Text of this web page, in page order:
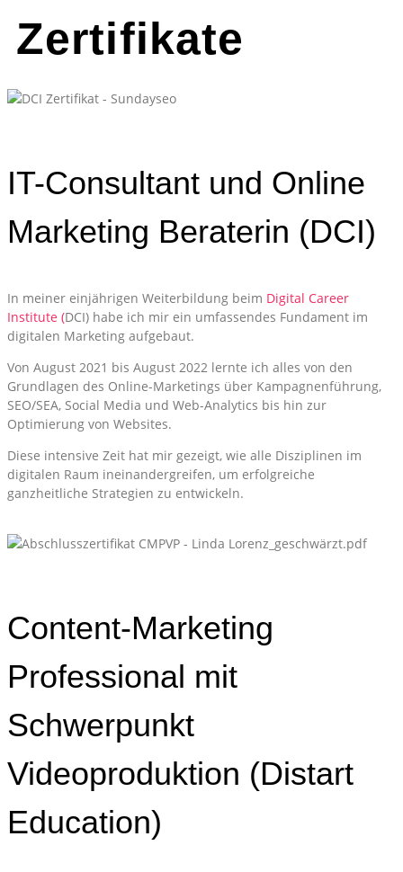
Zertifikate
IT-Consultant und Online
Marketing Beraterin (DCI)
In meiner einjährigen Weiterbildung beim Digital Career
Institute (DCI) habe ich mir ein umfassendes Fundament im
digitalen Marketing aufgebaut.
Von August 2021 bis August 2022 lernte ich alles von den
Grundlagen des Online-Marketings über Kampagnenführung,
SEO/SEA, Social Media und Web-Analytics bis hin zur
Optimierung von Websites.
Diese intensive Zeit hat mir gezeigt, wie alle Disziplinen im
digitalen Raum ineinandergreifen, um erfolgreiche
ganzheitliche Strategien zu entwickeln.
Content-Marketing
Professional mit
Schwerpunkt
Videoproduktion (Distart
Education)